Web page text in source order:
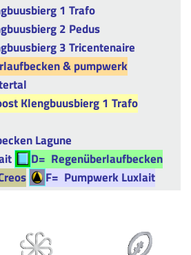
1 Trafo
2 Pedus
3 Tricentenaire
& pumpwerk
Finstertal
Klengbuusbierg 1 Trafo
Regenüberlaufbecken Lagune
D= Regenüberlaufbecken
2 Creos F= Pumpwerk Luxlait